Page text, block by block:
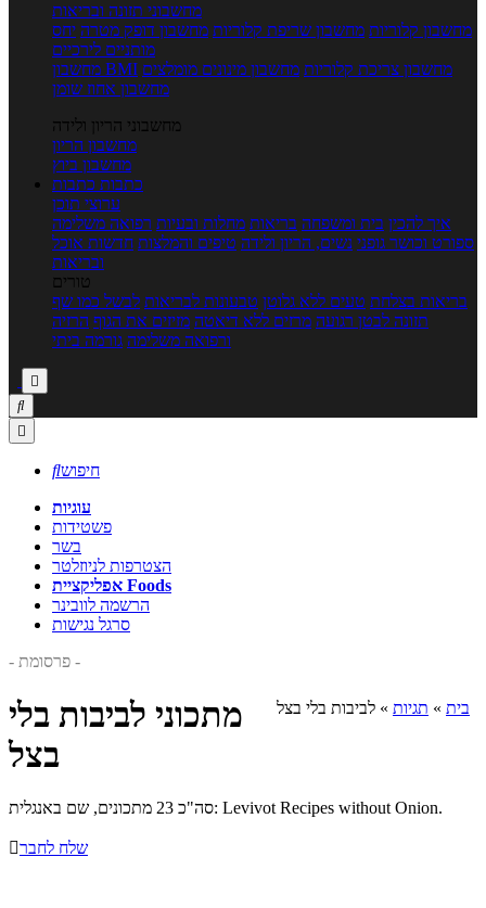
מחשבוני תזונה ובריאות
מחשבון קלוריות מחשבון שריפת קלוריות מחשבון דופק מטרה יחס
מותניים לירכיים
מחשבון BMI
מחשבון צריכת קלוריות מחשבון מינונים מומלצים
מחשבון אחוז שומן
מחשבוני הריון ולידה
מחשבון הריון
מחשבון ביוץ
כתבות כתבות
ערוצי תוכן
איך להכין בית ומשפחה בריאות מחלות ובעיות רפואה משלימה
ספורט וכושר גופני נשים, הריון ולידה טיפים והמלצות חדשות אוכל
ובריאות
טורים
בריאות בצלחת טעים ללא גלוטן טבעונות לבריאות לבשל כמו שף
תזונה לבטן רגועה מרזים ללא דיאטה מזיזים את הגוף הרזיה
ורפואה משלימה גורמה ביתי



חיפוש
עוגיות
פשטידות
בשר
הצטרפות לניוזלטר
אפליקציית Foods
הרשמה לוובינר
סרגל נגישות
- פרסומת -
בית » תגיות » לביבות בלי בצל
מתכוני לביבות בלי
בצל
סה"כ 23 מתכונים, שם באנגלית: Levivot Recipes without Onion.
שלח לחבר